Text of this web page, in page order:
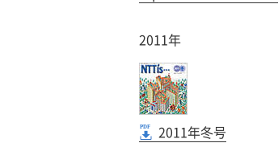
2011年
2011年冬号